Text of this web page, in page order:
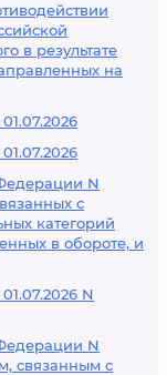
в результате
на
N
с
категорий
в обороте, и
N
N
связанным с